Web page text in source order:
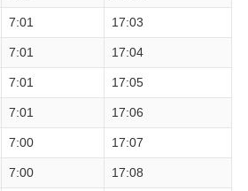
7:01 17:03
7:01 17:04
7:01 17:05
7:01 17:06
7:00 17:07
7:00 17:08